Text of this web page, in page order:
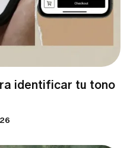
identificar tu tono